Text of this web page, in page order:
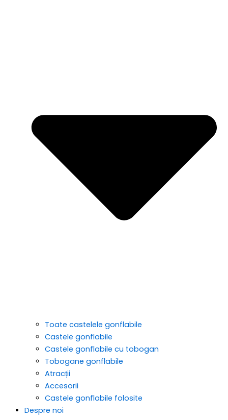
Toate castelele gonflabile
Castele gonflabile
Castele gonflabile cu tobogan
Tobogane gonflabile
Atracții
Accesorii
Castele gonflabile folosite
Despre noi